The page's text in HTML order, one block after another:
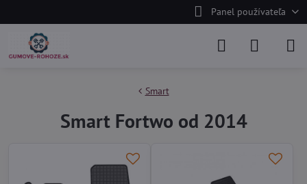
Panel používateľa
Smart
Smart Fortwo od 2014